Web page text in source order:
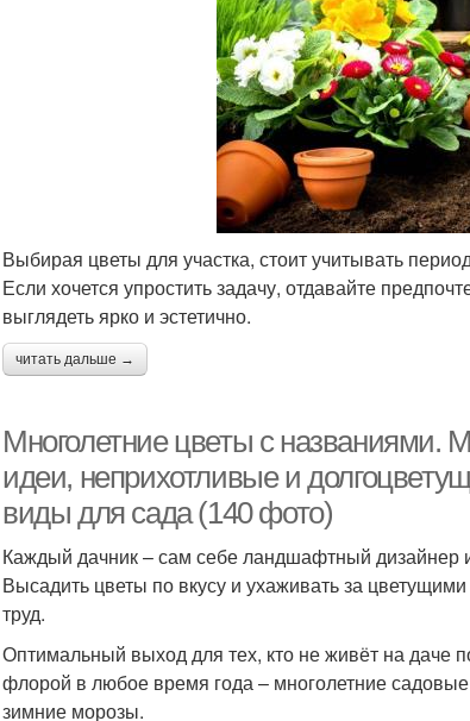
Выбирая цветы для участка, стоит учитывать
Если хочется упростить задачу, отдавайте
выглядеть ярко и эстетично.
читать дальше →
Многолетние цветы с названиями.
идеи, неприхотливые и
виды для сада (140 фото)
Каждый дачник – сам себе ландшафтный дизайнер
Высадить цветы по вкусу и ухаживать за
труд.
Оптимальный выход для тех, кто не живёт на даче
флорой в любое время года – многолетние
зимние морозы.